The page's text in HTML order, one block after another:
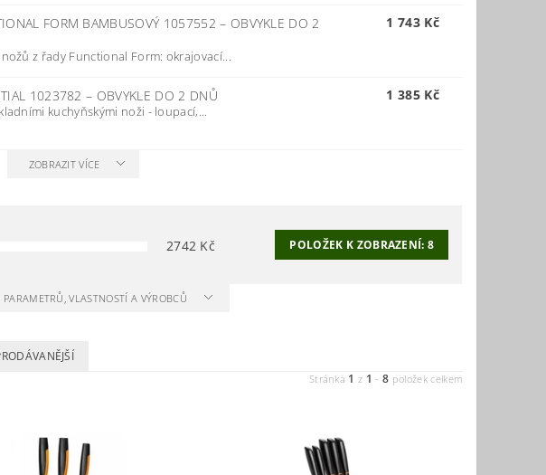
FORM BAMBUSOVÝ 1057552– OBVYKLE DO 2
z řady Functional Form: okrajovací...
1 743 Kč
1023782– OBVYKLE DO 2 DNŮ
kuchyňskými noži - loupací,...
1 385 Kč
ZOBRAZIT VÍCE
2742 Kč POLOŽEK K ZOBRAZENÍ:8
VLASTNOSTÍ A VÝROBCŮ
Stránka 1 z 1 -8 položek celkem